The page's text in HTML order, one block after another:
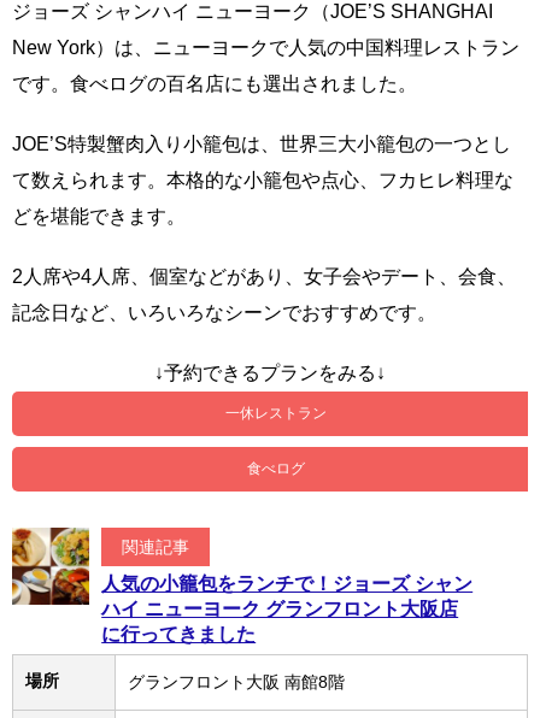
ジョーズ シャンハイ ニューヨーク（JOE’S SHANGHAI
New York）は、ニューヨークで人気の中国料理レストラン
です。食べログの百名店にも選出されました。
JOE’S特製蟹肉入り小籠包は、世界三大小籠包の一つとし
て数えられます。本格的な小籠包や点心、フカヒレ料理な
どを堪能できます。
2人席や4人席、個室などがあり、女子会やデート、会食、
記念日など、いろいろなシーンでおすすめです。
↓予約できるプランをみる↓
一休レストラン
食べログ
関連記事
人気の小籠包をランチで！ジョーズ シャン
ハイ ニューヨーク グランフロント大阪店
に行ってきました
場所 グランフロント大阪 南館8階